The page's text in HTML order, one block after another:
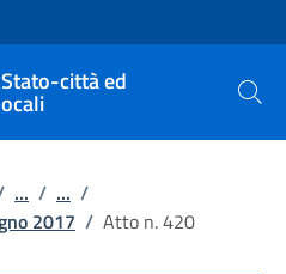
città ed
Cerca
... / ... /
2017 / Atto n. 420